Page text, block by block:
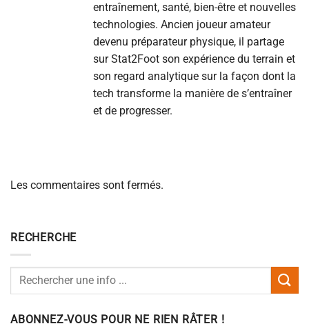
entraînement, santé, bien-être et nouvelles
technologies. Ancien joueur amateur
devenu préparateur physique, il partage
sur Stat2Foot son expérience du terrain et
son regard analytique sur la façon dont la
tech transforme la manière de s’entraîner
et de progresser.
Les commentaires sont fermés.
RECHERCHE
ABONNEZ-VOUS POUR NE RIEN RÂTER !